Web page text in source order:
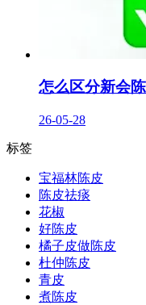
怎么区分新会
26-05-28
标签
宝福林陈皮
陈皮祛痰
花椒
好陈皮
橘子皮做陈皮
杜仲陈皮
青皮
煮陈皮